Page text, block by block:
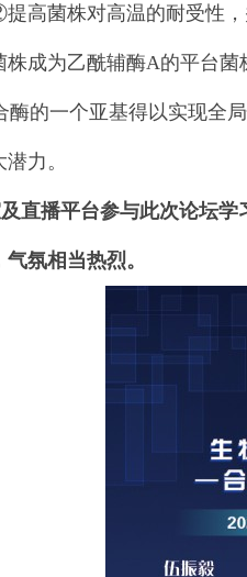
高菌株对高温的耐受性
成为乙酰辅酶A的平台菌
酶的一个亚基得以实现全
力。
直播平台参与此次论坛
氛相当热烈。